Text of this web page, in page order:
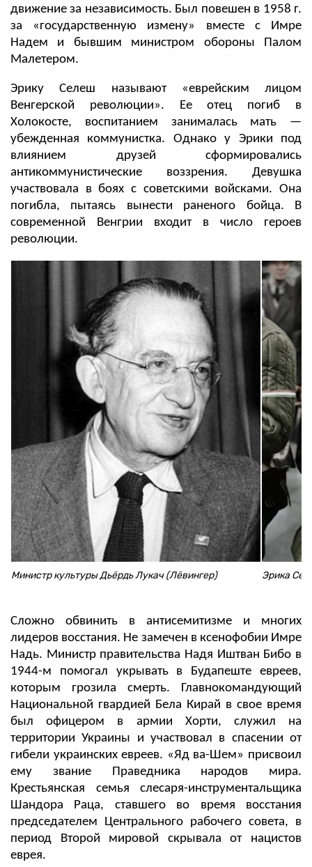
движение за независимость. Был повешен в 1958 г.
за «государственную измену» вместе с Имре
Надем и бывшим министром обороны Палом
Малетером.
Эрику Селеш называют «еврейским лицом
Венгерской революции». Ее отец погиб в
Холокосте, воспитанием занималась мать —
убежденная коммунистка. Однако у Эрики под
влиянием друзей сформировались
антикоммунистические воззрения. Девушка
участвовала в боях с советскими войсками. Она
погибла, пытаясь вынести раненого бойца. В
современной Венгрии входит в число героев
революции.
Министр культуры Дьёрдь Лукач (Лёвингер) Эрика
Сложно обвинить в антисемитизме и многих
лидеров восстания. Не замечен в ксенофобии Имре
Надь. Министр правительства Надя Иштван Бибо в
1944-м помогал укрывать в Будапеште евреев,
которым грозила смерть. Главнокомандующий
Национальной гвардией Бела Кирай в свое время
был офицером в армии Хорти, служил на
территории Украины и участвовал в спасении от
гибели украинских евреев. «Яд ва-Шем» присвоил
ему звание Праведника народов мира.
Крестьянская семья слесаря-инструментальщика
Шандора Раца, ставшего во время восстания
председателем Центрального рабочего совета, в
период Второй мировой скрывала от нацистов
еврея.